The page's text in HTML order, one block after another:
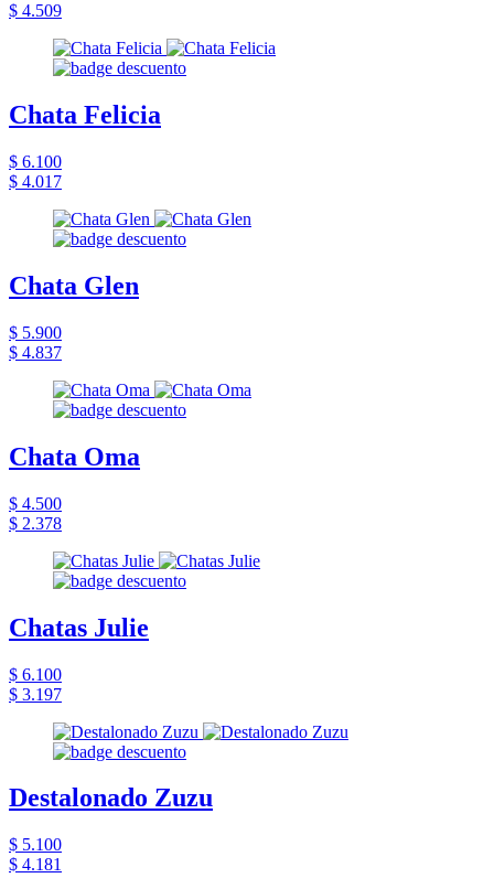
$ 4.509
Chata Felicia
$ 6.100
$ 4.017
Chata Glen
$ 5.900
$ 4.837
Chata Oma
$ 4.500
$ 2.378
Chatas Julie
$ 6.100
$ 3.197
Destalonado Zuzu
$ 5.100
$ 4.181